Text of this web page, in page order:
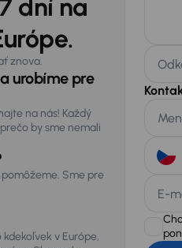
dní na
znova.
urobíme pre
na nás! Každý
by sme nemali
Sme pre
v Európe,
E-